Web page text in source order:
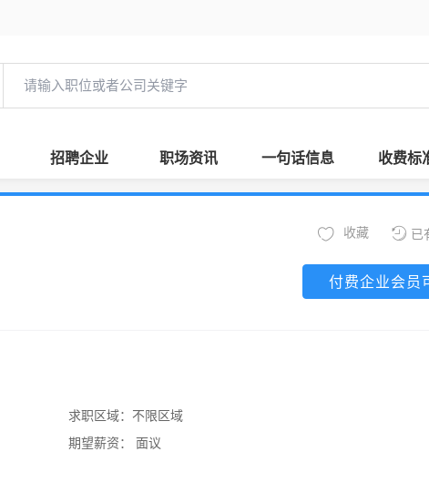
招聘企业 职场资讯 一句话信息 收费标
已
收藏
付费企业会员
求职区域： 不限区域
期望薪资：
面议